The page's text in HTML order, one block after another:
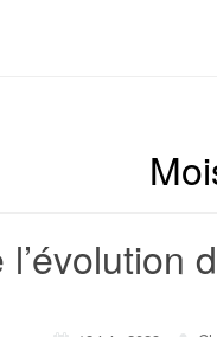
l’évolution